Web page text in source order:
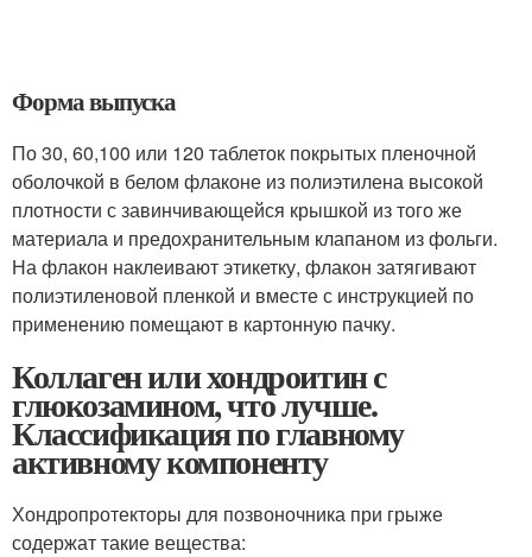
Форма выпуска
По 30, 60,100 или 120 таблеток покрытых пленочной
оболочкой в белом флаконе из полиэтилена высокой
плотности с завинчивающейся крышкой из того же
материала и предохранительным клапаном из фольги.
На флакон наклеивают этикетку, флакон затягивают
полиэтиленовой пленкой и вместе с инструкцией по
применению помещают в картонную пачку.
Коллаген или хондроитин с
глюкозамином, что лучше.
Классификация по главному
активному компоненту
Хондропротекторы для позвоночника при грыже
содержат такие вещества: